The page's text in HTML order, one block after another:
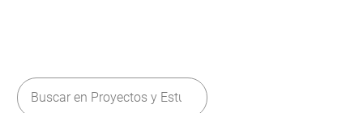
Formulario de búsqueda
Buscar en Proyectos y Estudios Clínicos